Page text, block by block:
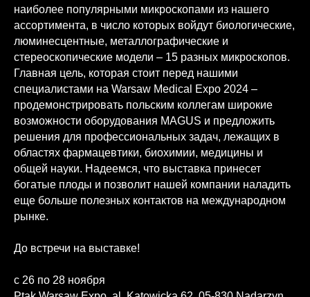
наиболее популярными микроскопами из нашего
ассортимента, в число которых войдут биологические,
люминесцентные, металлографические и
стереоскопические модели – 15 разных микроскопов.
Главная цель, которая стоит перед нашими
специалистами на Warsaw Medical Expo 2024 –
продемонстрировать польским коллегам широкие
возможности оборудования MAGUS и предложить
решения для профессиональных задач, лежащих в
областях фармацевтики, биохимии, медицины и
общей науки. Надеемся, что выставка принесет
богатые плоды и позволит нашей компании наладить
еще больше полезных контактов на международном
рынке.
До встречи на выставке!
с 26 по 28 ноября